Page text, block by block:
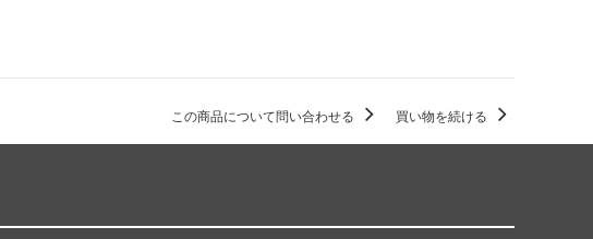
この商品について問い合わせる 買い物を続ける